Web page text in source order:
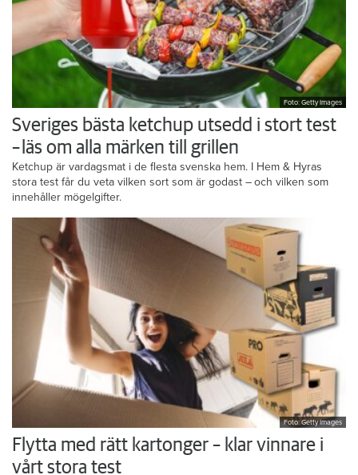
Foto: Getty Images
Sveriges bästa ketchup utsedd i stort test
– läs om alla märken till grillen
Ketchup är vardagsmat i de flesta svenska hem. I Hem & Hyras
stora test får du veta vilken sort som är godast – och vilken som
innehåller mögelgifter.
Foto: Getty Images
Flytta med rätt kartonger – klar vinnare i
vårt stora test